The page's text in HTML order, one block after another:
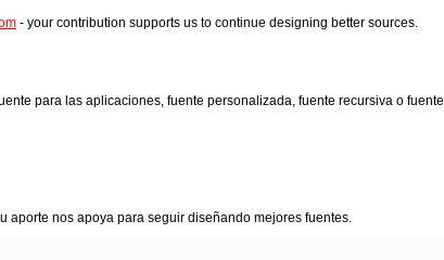
- your contribution supports us to continue designing better sources.
para las aplicaciones, fuente personalizada, fuente recursiva o fuente
aporte nos apoya para seguir diseñando mejores fuentes.